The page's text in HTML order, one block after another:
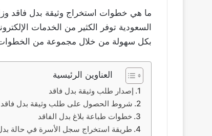
ما هي خطوات استخراج وثيقة بدل فاقد
السعودية توفر الكثير من الخدمات
بكل سهولة من خلال مجموعة من
العناوين الرئيسية
إصدار طلب وثيقة بدل فاقد
شروط الحصول على طلب وثيقة بدل فاقد
خطوات طباعة بلاغ بدل الفاقد
طريقة استخراج سجل الأسرة في حالة